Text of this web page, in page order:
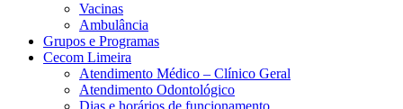
Vacinas
Ambulância
Grupos e Programas
Cecom Limeira
Atendimento Médico – Clínico Geral
Atendimento Odontológico
Dias e horários de funcionamento